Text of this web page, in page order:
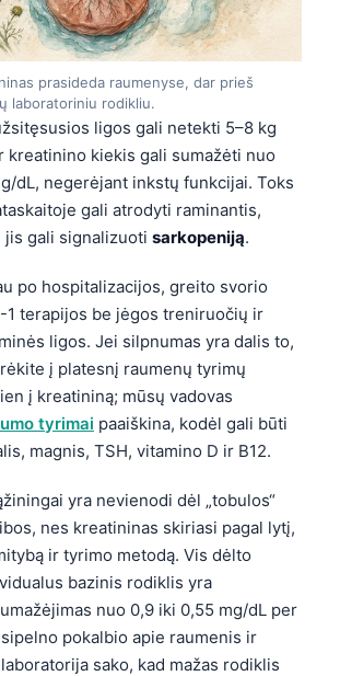
prasideda raumenyse, dar prieš
laboratoriniu rodikliu.
ligos gali netekti 5–8 kg
kreatinino kiekis gali sumažėti nuo
dL, negerėjant inkstų funkcijai. Toks
gali atrodyti raminantis,
jis gali signalizuoti sarkopeniją.
po hospitalizacijos, greito svorio
1 terapijos be jėgos treniruočių ir
ligos. Jei silpnumas yra dalis to,
į platesnį raumenų tyrimų
į kreatininą; mūsų vadovas
tyrimai paaiškina, kodėl gali būti
magnis, TSH, vitamino D ir B12.
yra nevienodi dėl „tobulos“
nes kreatininas skiriasi pagal lytį,
ir tyrimo metodą. Vis dėlto
bazinis rodiklis yra
nuo 0,9 iki 0,55 mg/dL per
pokalbio apie raumenis ir
sako, kad mažas rodiklis